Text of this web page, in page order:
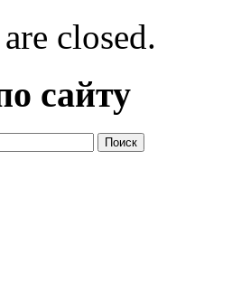
closed.
сайту